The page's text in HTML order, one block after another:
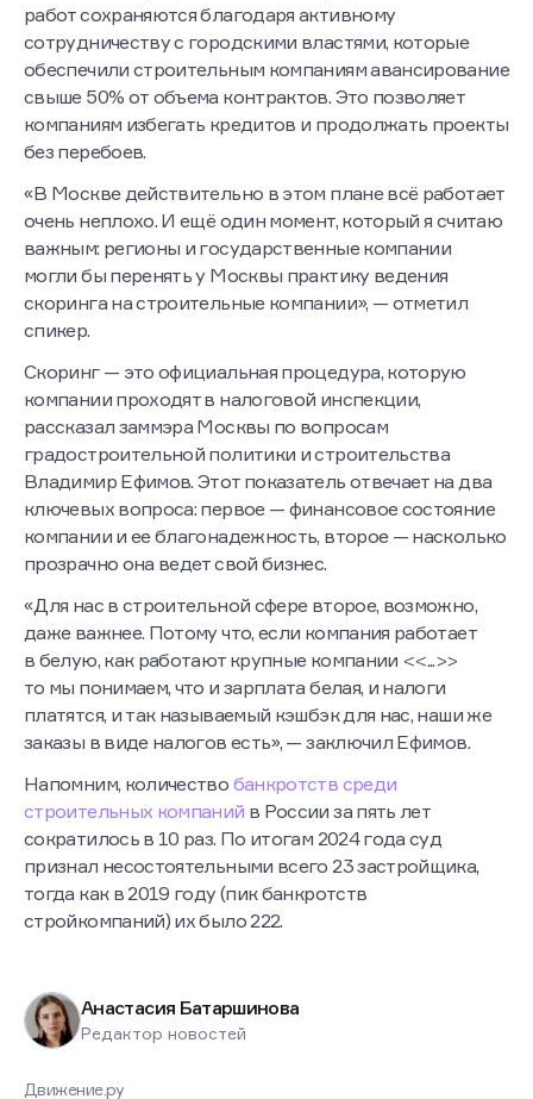
работ сохраняются благодаря активному
сотрудничеству с городскими властями, которые
обеспечили строительным компаниям авансирование
свыше 50% от объема контрактов. Это позволяет
компаниям избегать кредитов и продолжать проекты
без перебоев.
«В Москве действительно в этом плане всё работает
очень неплохо. И ещё один момент, который я считаю
важным: регионы и государственные компании
могли бы перенять у Москвы практику ведения
скоринга на строительные компании», — отметил
спикер.
Скоринг — это официальная процедура, которую
компании проходят в налоговой инспекции,
рассказал заммэра Москвы по вопросам
градостроительной политики и строительства
Владимир Ефимов. Этот показатель отвечает на два
ключевых вопроса: первое — финансовое состояние
компании и ее благонадежность, второе — насколько
прозрачно она ведет свой бизнес.
«Для нас в строительной сфере второе, возможно,
даже важнее. Потому что, если компания работает
в белую, как работают крупные компании <<...>>
то мы понимаем, что и зарплата белая, и налоги
платятся, и так называемый кэшбэк для нас, наши же
заказы в виде налогов есть», — заключил Ефимов.
Напомним, количество банкротств среди
строительных компаний в России за пять лет
сократилось в 10 раз. По итогам 2024 года суд
признал несостоятельными всего 23 застройщика,
тогда как в 2019 году (пик банкротств
стройкомпаний) их было 222.
Анастасия Батаршинова
Редактор новостей
Движение.ру